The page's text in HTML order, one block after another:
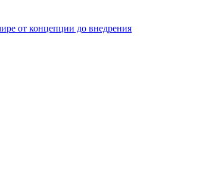
от концепции до внедрения